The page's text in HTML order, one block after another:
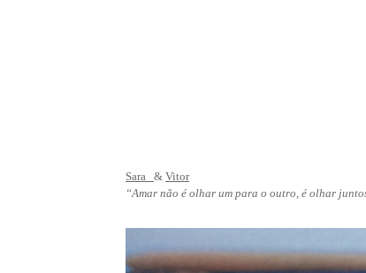
Sara & Vitor
“Amar não é olhar um para o outro, é olhar